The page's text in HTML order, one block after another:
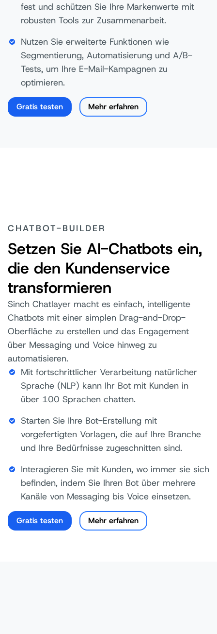
fest und schützen Sie Ihre Markenwerte mit
robusten Tools zur Zusammenarbeit.
Nutzen Sie erweiterte Funktionen wie
Segmentierung, Automatisierung und A/B-
Tests, um Ihre E-Mail-Kampagnen zu
optimieren.
Gratis testen Mehr erfahren
CHATBOT-BUILDER
Setzen Sie AI-Chatbots ein,
die den Kundenservice
transformieren
Sinch Chatlayer macht es einfach, intelligente
Chatbots mit einer simplen Drag-and-Drop-
Oberfläche zu erstellen und das Engagement
über Messaging und Voice hinweg zu
automatisieren.
Mit fortschrittlicher Verarbeitung natürlicher
Sprache (NLP) kann Ihr Bot mit Kunden in
über 100 Sprachen chatten.
Starten Sie Ihre Bot-Erstellung mit
vorgefertigten Vorlagen, die auf Ihre Branche
und Ihre Bedürfnisse zugeschnitten sind.
Interagieren Sie mit Kunden, wo immer sie sich
befinden, indem Sie Ihren Bot über mehrere
Kanäle von Messaging bis Voice einsetzen.
Gratis testen Mehr erfahren